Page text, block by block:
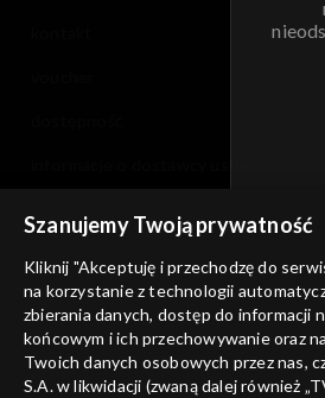
Szanujemy Twoją prywatność
Kliknij "Akceptuję i przechodzę do
na korzystanie z technologii
zbierania danych, dostęp do informacji
końcowym i ich przechowywanie oraz
Twoich danych osobowych przez nas,
S.A. w likwidacji (zwaną dalej również